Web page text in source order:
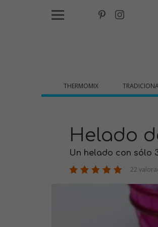
THERMOMIX
Helado
Un helado con sólo
22